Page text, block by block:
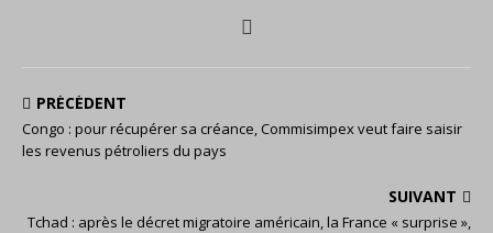
PRÉCÉDENT
Congo : pour récupérer sa créance, Commisimpex veut faire saisir
les revenus pétroliers du pays
SUIVANT
Tchad : après le décret migratoire américain, la France « surprise »,